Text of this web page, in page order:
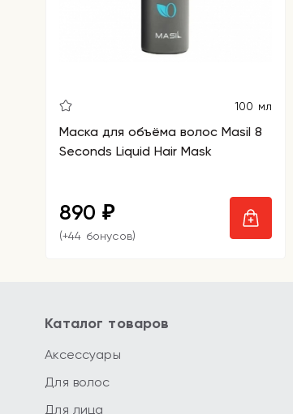
100 мл
Маска для объёма волос Masil 8
Seconds Liquid Hair Mask
890 ₽
(+44 бонусов)
Каталог товаров
Аксессуары
Для волос
Для лица